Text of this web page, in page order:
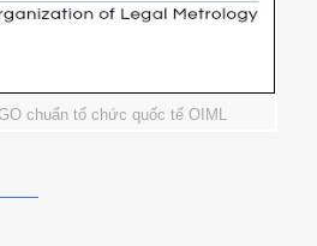
chuẩn tổ chức quốc tế OIML